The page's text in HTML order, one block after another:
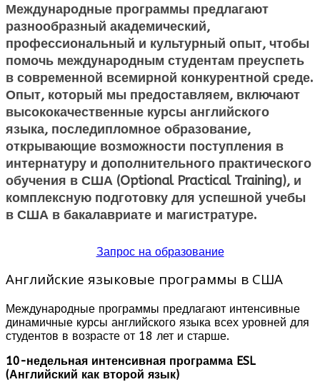
Международные программы предлагают
разнообразный академический,
профессиональный и культурный опыт, чтобы
помочь международным студентам преуспеть
в современной всемирной конкурентной среде.
Опыт, который мы предоставляем, включают
высококачественные курсы английского
языка, последипломное образование,
открывающие возможности поступления в
интернатуру и дополнительного практического
обучения в США (Optional Practical Training), и
комплексную подготовку для успешной учебы
в США в бакалавриате и магистратуре.
Запрос на образование
Английские языковые программы в США
Международные программы предлагают интенсивные
динамичные курсы английского языка всех уровней для
студентов в возрасте от 18 лет и старше.
10-недельная интенсивная программа ESL
(Английский как второй язык)